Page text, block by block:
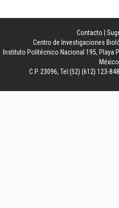
Contacto
Centro de Investigaciones
Instituto Politécnico Nacional 195, Playa
México
C.P. 23096, Tel:(52) (612) 123-